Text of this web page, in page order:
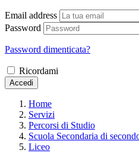
Email address
Password
Password dimenticata?
Ricordami
Accedi
Home
Servizi
Percorsi di Studio
Scuola Secondaria di
Liceo